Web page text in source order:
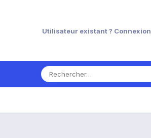
Utilisateur existant ? Connexion